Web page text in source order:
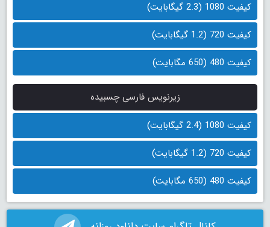
کیفیت 1080 (2.3 گیگابایت)
کیفیت 720 (1.2 گیگابایت)
کیفیت 480 (650 مگابایت)
زیرنویس فارسی چسبیده
کیفیت 1080 (2.4 گیگابایت)
کیفیت 720 (1.2 گیگابایت)
کیفیت 480 (650 مگابایت)